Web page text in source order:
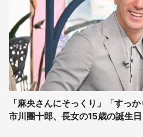
「麻央さんにそっくり」「すっ
市川團十郎、長女の15歳の誕生